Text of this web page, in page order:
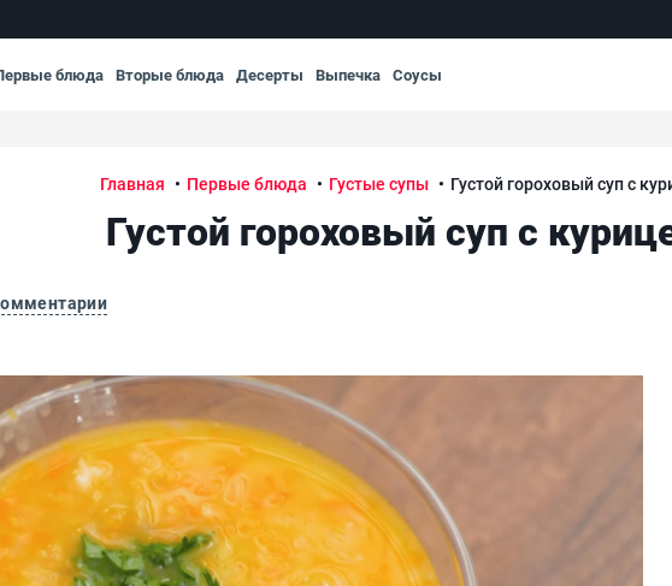
блюда Вторые блюда Десерты Выпечка Соусы
Главная Первые блюда Густые супы Густой гороховый суп с
Густой гороховый суп с